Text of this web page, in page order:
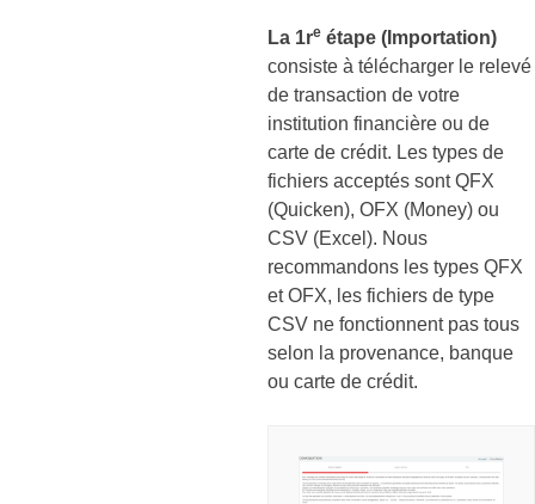
La 1re étape (Importation)
consiste à télécharger le relevé
de transaction de votre
institution financière ou de
carte de crédit. Les types de
fichiers acceptés sont QFX
(Quicken), OFX (Money) ou
CSV (Excel). Nous
recommandons les types QFX
et OFX, les fichiers de type
CSV ne fonctionnent pas tous
selon la provenance, banque
ou carte de crédit.